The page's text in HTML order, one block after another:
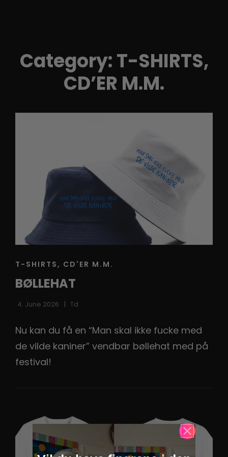
Category:T-SHIRTS,
CD’ER M.M.
CAT
T-SHIRTS, CD'ER M.M.
BØLLEHAT
4. June 2026 Td
Nu kan du få en “Man skal ikke fucke med
de vilde kaniner” vendbar bøllehat med på
festival!